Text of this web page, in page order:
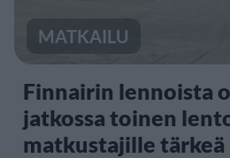
MATKAILU
Finnairin lennoista
jatkossa toinen
matkustajille